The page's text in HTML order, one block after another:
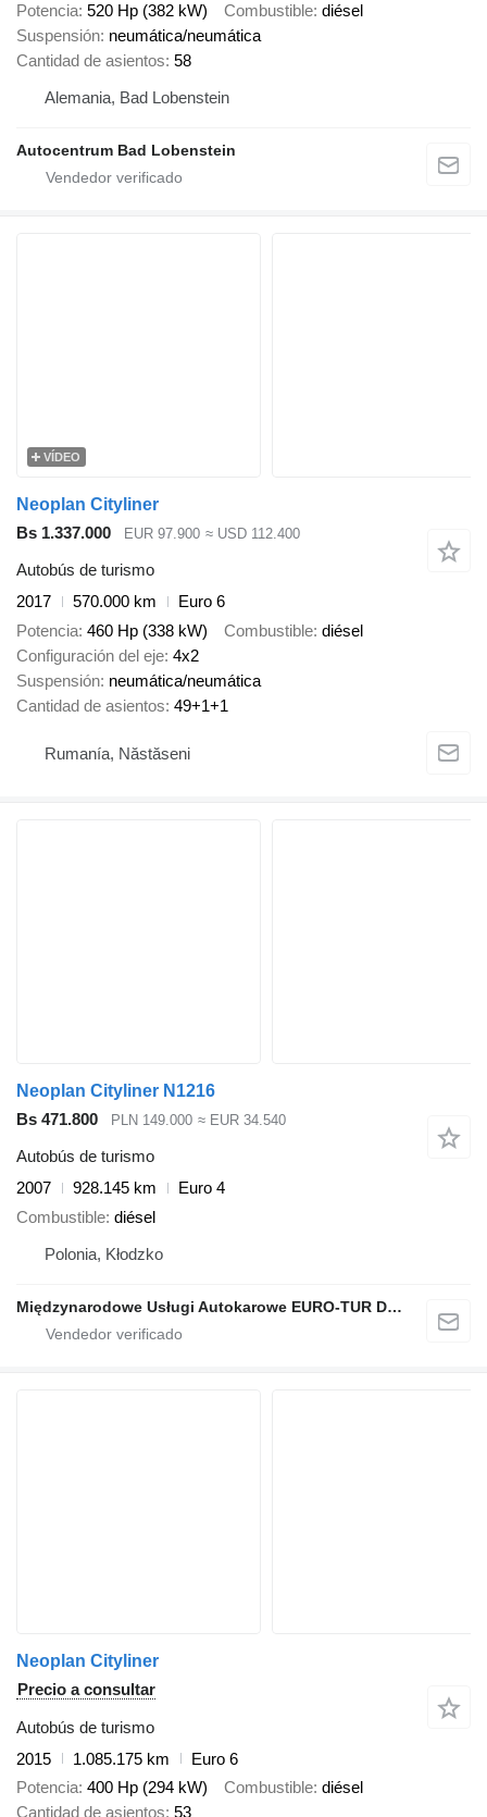
Potencia 520 Hp (382 kW) Combustible diésel
Suspensión neumática/neumática
Cantidad de asientos 58
Alemania, Bad Lobenstein
Autocentrum Bad Lobenstein
VÍDEO
Neoplan Cityliner
Bs 1.337.000
EUR 97.900 ≈ USD 112.400
Autobús de turismo
2017
570.000 km
Euro 6
Potencia 460 Hp (338 kW) Combustible diésel
Configuración del eje 4x2
Suspensión neumática/neumática
Cantidad de asientos 49+1+1
Rumanía, Năstăseni
Neoplan Cityliner N1216
Bs 471.800
PLN 149.000 ≈ EUR 34.540
Autobús de turismo
2007
928.145 km
Euro 4
Combustible diésel
Polonia, Kłodzko
Międzynarodowe Usługi Autokarowe EURO-TUR Dariusz Polański
Neoplan Cityliner
Precio a consultar
Autobús de turismo
2015
1.085.175 km
Euro 6
Potencia 400 Hp (294 kW) Combustible diésel
Cantidad de asientos 53